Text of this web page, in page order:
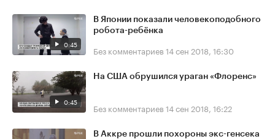
0:45
В Японии показали человекоподобного
робота-ребёнка
Без комментариев 14 сен 2018, 16:30
0:45
На США обрушился ураган «Флоренс»
Без комментариев 14 сен 2018, 16:22
В Аккре прошли похороны экс-генсека